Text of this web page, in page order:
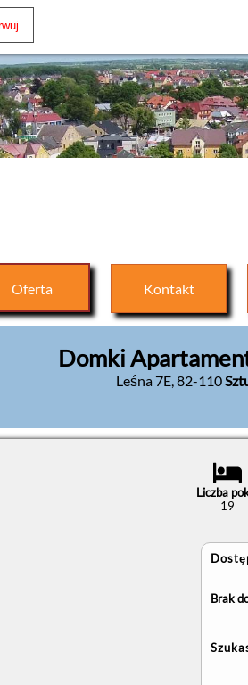
Oferta Kontakt
Domki
Leśna 7E,82-110
Liczba
19
Brak